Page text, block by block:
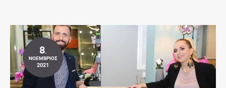
8.
ΝΟΈΜΒΡΙΟΣ
2021